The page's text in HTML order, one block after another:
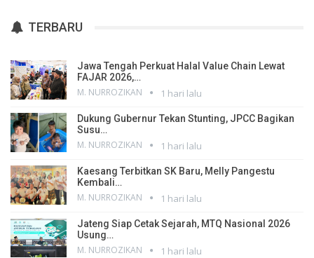
TERBARU
Jawa Tengah Perkuat Halal Value Chain Lewat
FAJAR 2026,…
M. NURROZIKAN 1 hari lalu
Dukung Gubernur Tekan Stunting, JPCC Bagikan
Susu…
M. NURROZIKAN 1 hari lalu
Kaesang Terbitkan SK Baru, Melly Pangestu
Kembali…
M. NURROZIKAN 1 hari lalu
Jateng Siap Cetak Sejarah, MTQ Nasional 2026
Usung…
M. NURROZIKAN 1 hari lalu